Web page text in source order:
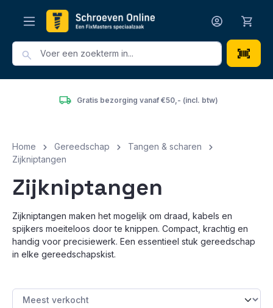
Gratis bezorging vanaf €50,- (incl. btw)
Home Gereedschap
Tangen & scharen
Zijkniptangen
Zijkniptangen
Zijkniptangen maken het mogelijk om draad, kabels en
spijkers moeiteloos door te knippen. Compact, krachtig en
handig voor precisiewerk. Een essentieel stuk gereedschap
in elke gereedschapskist.